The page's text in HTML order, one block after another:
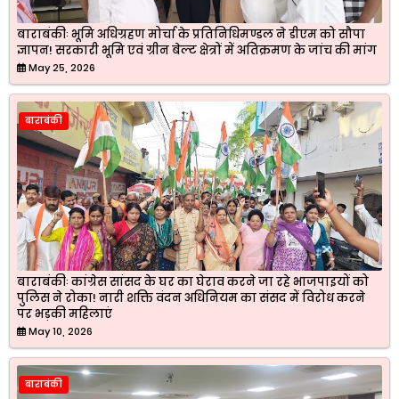
बाराबंकीः भूमि अधिग्रहण मोर्चा के प्रतिनिधिमण्डल ने डीएम को सौपा
ज्ञापन! सरकारी भूमि एवं ग्रीन बेल्ट क्षेत्रों में अतिक्रमण के जांच की मांग
May 25, 2026
बाराबंकी
बाराबंकीः कांग्रेस सांसद के घर का घेराव करने जा रहे भाजपाइयों को
पुलिस ने रोका! नारी शक्ति वंदन अधिनियम का संसद में विरोध करने
पर भड़की महिलाएं
May 10, 2026
बाराबंकी